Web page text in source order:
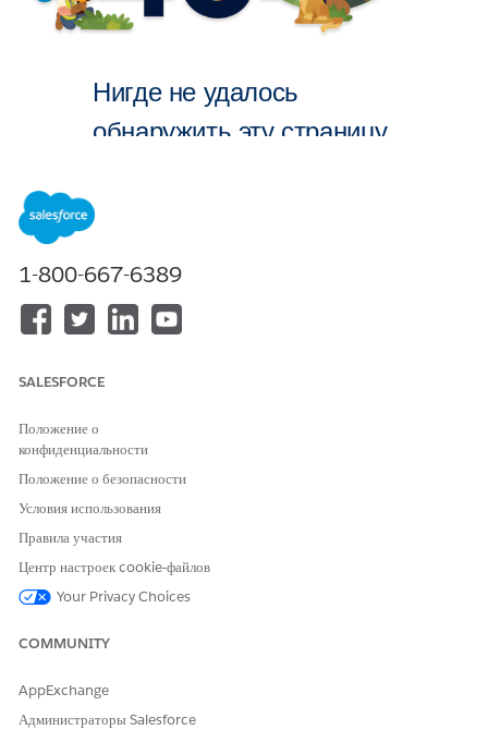
Нигде не удалось
обнаружить эту страницу.
1-800-667-6389
SALESFORCE
Положение о
конфиденциальности
Положение о безопасности
Условия использования
Правила участия
Центр настроек cookie-файлов
Your Privacy Choices
COMMUNITY
AppExchange
Администраторы Salesforce